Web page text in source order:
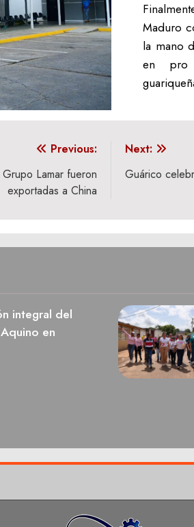
Maduro
la mano
en pro
Previous:
Lamar fueron
exportadas a China
Next:
Guárico
integral del
en